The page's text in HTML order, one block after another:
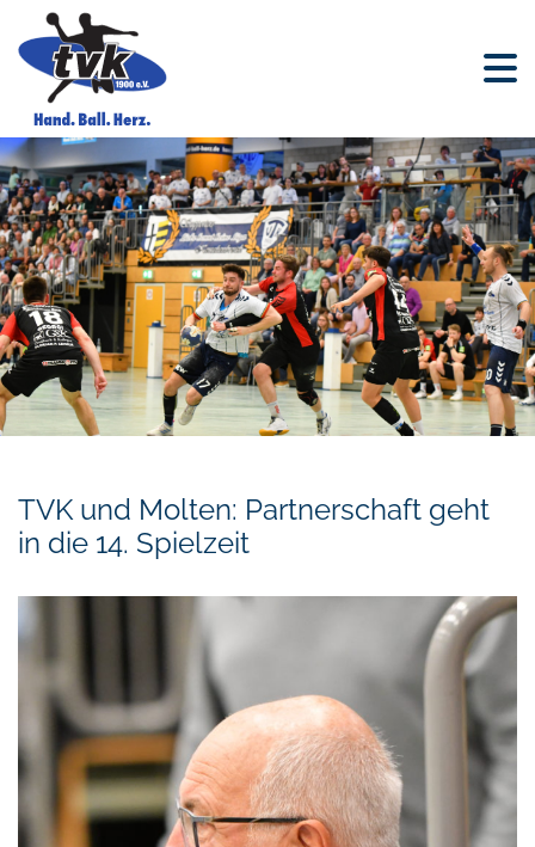
TVK und Molten: Partnerschaft geht
in die 14. Spielzeit